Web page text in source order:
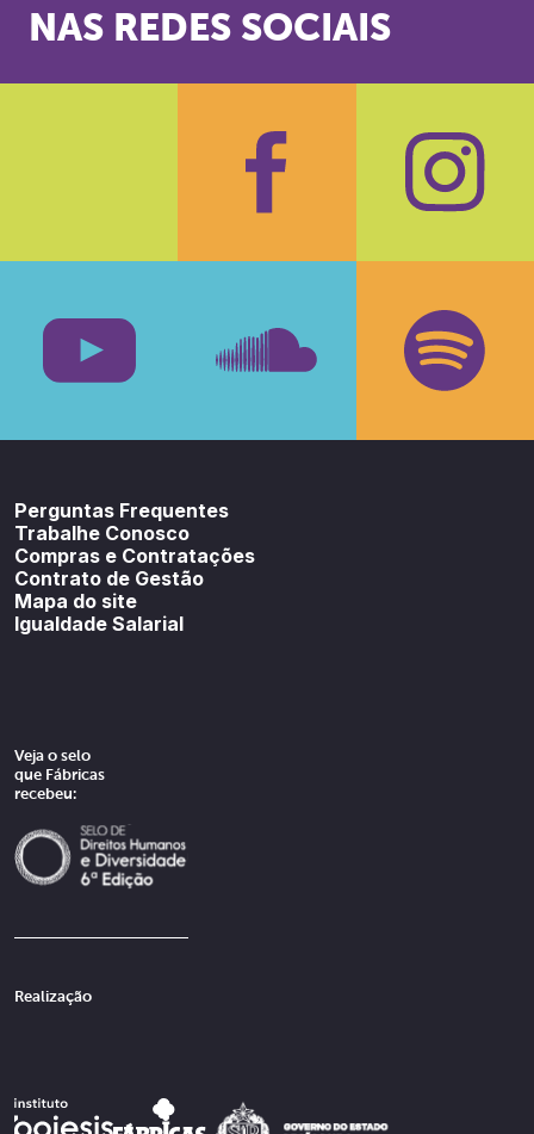
NAS REDES SOCIAIS
Facebook
Perguntas Frequentes
Trabalhe Conosco
Compras e Contratações
Contrato de Gestão
Mapa do site
Igualdade Salarial
Veja o selo
que Fábricas
recebeu:
Realização